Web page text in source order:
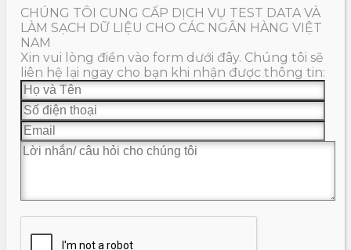
CHÚNG TÔI CUNG CẤP DỊCH VỤ TEST DATA VÀ
LÀM SẠCH DỮ LIỆU CHO CÁC NGÂN HÀNG VIỆT
NAM
Xin vui lòng điền vào form dưới đây. Chúng tôi sẽ
liên hệ lại ngay cho bạn khi nhận được thông tin: